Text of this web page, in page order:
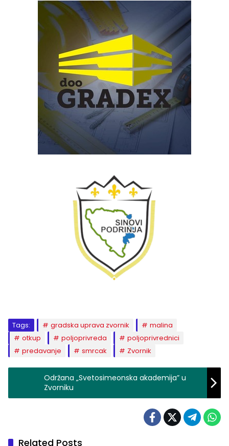
Tags: gradska uprava zvornik
malina
otkup
poljoprivreda
poljoprivrednici
predavanje
smrcak Zvornik
Održana „Svetosimeonska akademija” u
Zvorniku
Related Posts